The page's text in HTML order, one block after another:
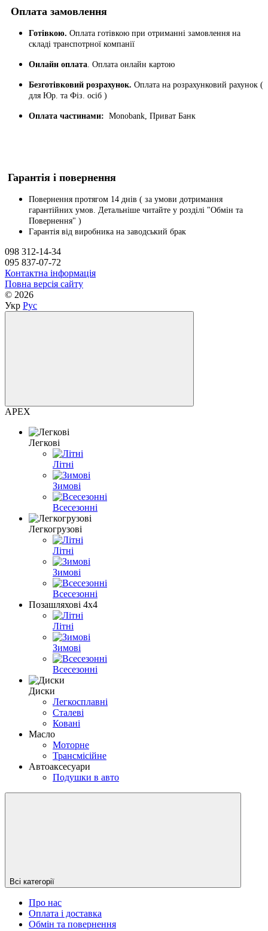
Оплата замовлення
Готівкою. Оплата готівкою при отриманні замовлення на
складі транспотрної компанії
Онлайн оплата . Оплата онлайн картою
Безготівковий розрахунок. Оплата на розрахунковий рахунок (
для Юр. та Фіз. осіб )
Оплата частинами: Monobank, Приват Банк
Гарантія і повернення
Повернення протягом 14 днів ( за умови дотримання
гарантійних умов. Детальніше читайте у розділі "Обмін та
Повернення" )
Гарантія від виробника на заводський брак
098 312-14-34
095 837-07-72
Контактна інформація
Повна версія сайту
© 2026
Укр Рус
APEX
Легкові
Літні
Зимові
Всесезонні
Легкогрузові
Літні
Зимові
Всесезонні
Позашляхові 4х4
Літні
Зимові
Всесезонні
Диски
Легкосплавні
Сталеві
Ковані
Масло
Моторне
Трансмісійне
Автоаксесуари
Подушки в авто
Всі категорії
Про нас
Оплата і доставка
Обмін та повернення